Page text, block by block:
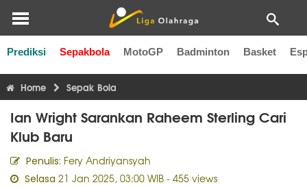
Prediksi Sepakbola MotoGP Badminton Basket
Liga Inggris Liga Italia Liga Spanyol Liga Perancis
Home Sepak Bola
Ian Wright Sarankan Raheem Sterling Cari
Klub Baru
Penulis: Fery Andriyansyah
Selasa 21 Jan 2025, 03:00 WIB - 455 views